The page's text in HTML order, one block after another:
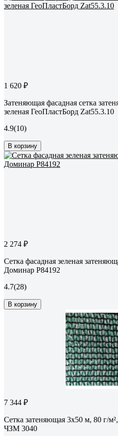
1 620 ₽
Затеняющая фасадная сетка
зеленая ГеоПластБорд Zat55.3.10
4.9(10)
В корзину
2 274 ₽
Сетка фасадная зеленая
Доминар P84192
4.7(28)
В корзину
7 344 ₽
Сетка затеняющая 3x50 м, 80 г/
ЧЗМ 3040